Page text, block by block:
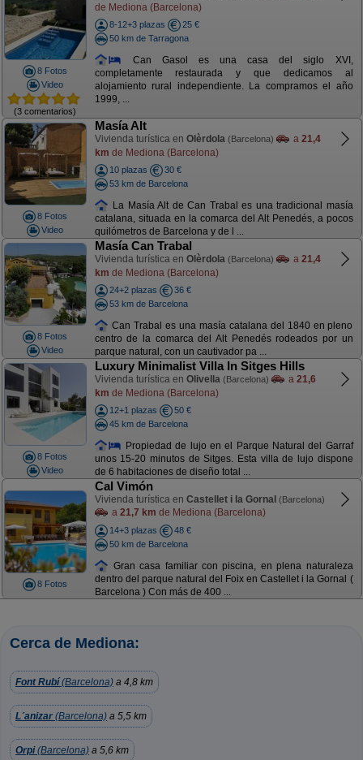
8 Fotos
Video
(3 comentarios)
de Mediona (Barcelona)
8-12+3 plazas
25 €
50 km de Tarragona
Can Gasol es una casa del siglo XVI,
completamente restaurada y que dedicamos al
alojamiento rural independiente. La compramos el año
1999, ...
8 Fotos
Video
Masía Alt
Vivienda turística en Olèrdola (Barcelona) a 21,4
km de Mediona (Barcelona)
10 plazas
30 €
53 km de Barcelona
La Masía Alt de Can Trabal es una tradicional masía
catalana, situada en la comarca del Alt Penedés, a pocos
quilómetros de Barcelona y de l ...
8 Fotos
Video
Masía Can Trabal
Vivienda turística en Olèrdola (Barcelona) a 21,4
km de Mediona (Barcelona)
24+2 plazas
36 €
53 km de Barcelona
Can Trabal es una masía catalana del 1840 en pleno
centro de la comarca del Alt Penedés rodeados por un
parque natural, con un cautivador pa ...
8 Fotos
Video
Luxury Minimalist Villa In Sitges Hills
Vivienda turística en Olivella (Barcelona) a 21,6
km de Mediona (Barcelona)
12+1 plazas
50 €
45 km de Barcelona
Propiedad de lujo en el Parque Natural del Garraf
unos 15-20 minutos de Sitges. Esta villa de lujo dispone
de 6 habitaciones de diseño total ...
8 Fotos
Cal Vimón
Vivienda turística en Castellet i la Gornal (Barcelona)
a 21,7 km de Mediona (Barcelona)
14+3 plazas
48 €
50 km de Barcelona
Gran casa familiar con piscina, en plena naturaleza
dentro del parque natural del Foix en Castellet i la Gornal (
Barcelona ) Con más de 400 ...
Cerca de Mediona:
Font Rubí (Barcelona) a 4,8 km
L´anizar (Barcelona) a 5,5 km
Orpi(Barcelona) a 5,6 km